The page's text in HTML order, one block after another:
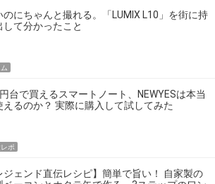
のにちゃんと撮れる。「LUMIX L10」を街に持
して分かったこと
台で買えるスマートノート、NEWYESは本当
えるのか？ 実際に購入して試してみた
ポ
ジェンド直伝レシピ】簡単で旨い！ 自家製の